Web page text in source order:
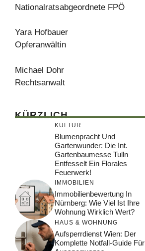
Nationalratsabgeordnete FPÖ
Yara Hofbauer
Opferanwältin
Michael Dohr
Rechtsanwalt
KÜRZLICH
KULTUR
Blumenpracht Und
Gartenwunder: Die Int.
Gartenbaumesse Tulln
Entfesselt Ein Florales
Feuerwerk!
IMMOBILIEN
Immobilienbewertung In
Nürnberg: Wie Viel Ist Ihre
Wohnung Wirklich Wert?
HAUS & WOHNUNG
Aufsperrdienst Wien: Der
Komplette Notfall-Guide Für